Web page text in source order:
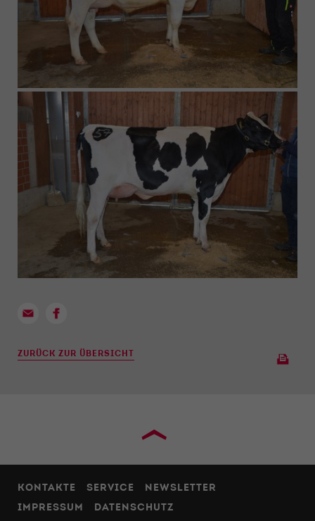
ZURÜCK ZUR ÜBERSICHT
›
KONTAKTE SERVICE
NEWSLETTER
IMPRESSUM
DATENSCHUTZ